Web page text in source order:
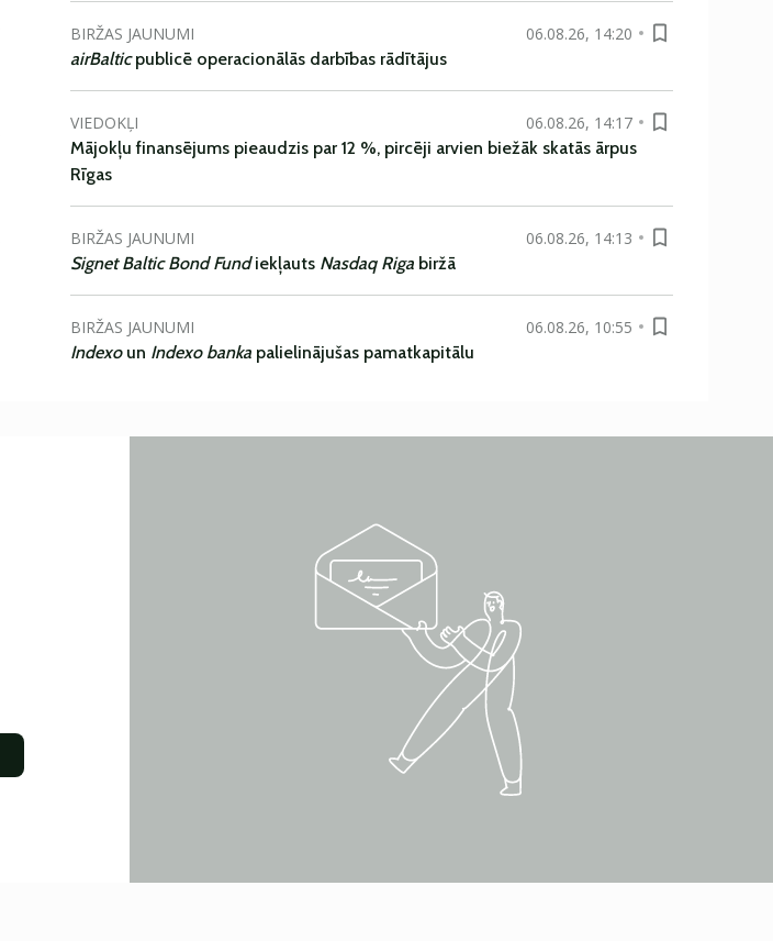
BIRŽAS JAUNUMI
06.08.26, 14:20
airBalticpublicē operacionālās darbības rādītājus
VIEDOKĻI
06.08.26, 14:17
Mājokļu finansējums pieaudzis par 12 %, pircēji arvien biežāk skatās ārpus
Rīgas
BIRŽAS JAUNUMI
06.08.26, 14:13
Signet Baltic Bond Fundiekļauts Nasdaq Riga biržā
BIRŽAS JAUNUMI
06.08.26, 10:55
Indexoun Indexo banka palielinājušas pamatkapitālu